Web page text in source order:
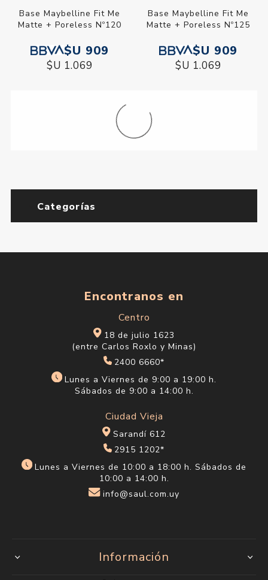
Base Maybelline Fit Me
Matte + Poreless Nº120
$U 909
$U 1.069
Base Maybelline Fit Me
Matte + Poreless Nº125
$U 909
$U 1.069
Base Maybelline Fit Me
Matte + Poreless Nº130
Base Maybelline Fit Me
Matte + Poreless Nº220
Base Maybelline Lifter Stix
N°45
$U 824
$U 969
Base Maybelline Lifter Stix
N°60
$U 824
$U 969